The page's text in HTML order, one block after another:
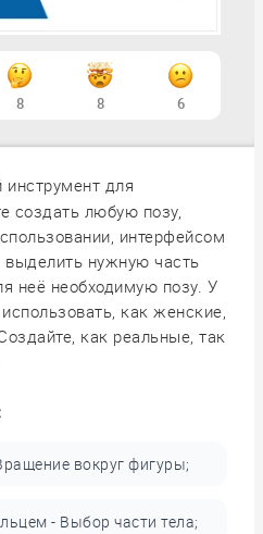
8 8 6
инструмент для
создать любую позу,
интерфейсом
нужную часть
неё необходимую позу. У
как женские,
как реальные, так
вокруг фигуры;
- Выбор части тела;